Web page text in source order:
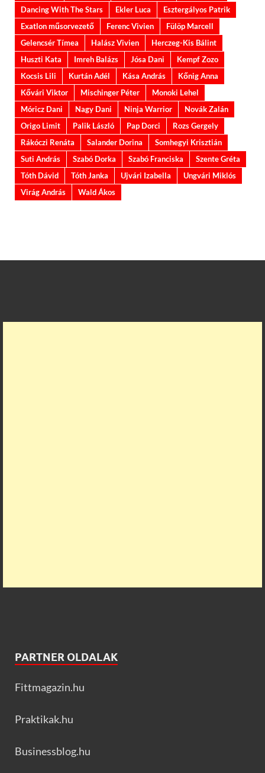
Dancing With The Stars
Ekler Luca
Esztergályos Patrik
Exatlon műsorvezető
Ferenc Vivien
Fülöp Marcell
Gelencsér Tímea
Halász Vivien
Herczeg-Kis Bálint
Huszti Kata
Imreh Balázs Jósa Dani
Kempf Zozo
Kocsis Lili
Kurtán Adél Kása András
Kőnig Anna
Kővári Viktor
Mischinger Péter
Monoki Lehel
Móricz Dani
Nagy Dani Ninja Warrior
Novák Zalán
Origo Limit
Palik László Pap Dorci
Rozs Gergely
Rákóczi Renáta
Salander Dorina
Somhegyi Krisztián
Suti András
Szabó Dorka Szabó Franciska
Szente Gréta
Tóth Dávid
Tóth Janka Ujvári Izabella
Ungvári Miklós
Virág András
Wald Ákos
PARTNER OLDALAK
Fittmagazin.hu
Praktikak.hu
Businessblog.hu